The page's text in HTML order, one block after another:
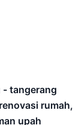
tangerang
rumah,
upah